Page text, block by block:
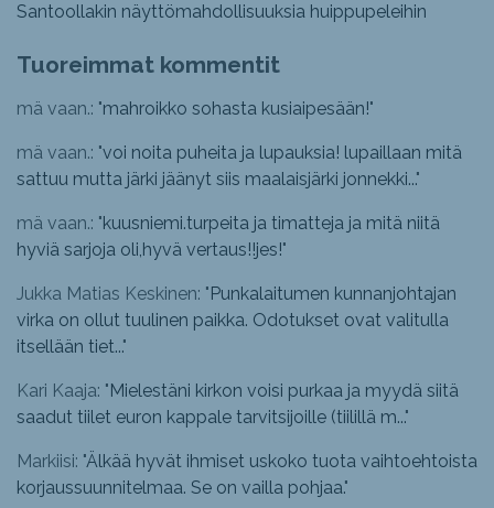
Santoollakin näyttömahdollisuuksia huippupeleihin
Tuoreimmat kommentit
mä vaan.: "mahroikko sohasta kusiaipesään!"
mä vaan.: "voi noita puheita ja lupauksia! lupaillaan mitä
sattuu mutta järki jäänyt siis maalaisjärki jonnekki..."
mä vaan.: "kuusniemi.turpeita ja timatteja ja mitä niitä
hyviä sarjoja oli,hyvä vertaus!!jes!"
Jukka Matias Keskinen: "Punkalaitumen kunnanjohtajan
virka on ollut tuulinen paikka. Odotukset ovat valitulla
itsellään tiet..."
Kari Kaaja: "Mielestäni kirkon voisi purkaa ja myydä siitä
saadut tiilet euron kappale tarvitsijoille (tiilillä m..."
Markiisi: "Älkää hyvät ihmiset uskoko tuota vaihtoehtoista
korjaussuunnitelmaa. Se on vailla pohjaa."